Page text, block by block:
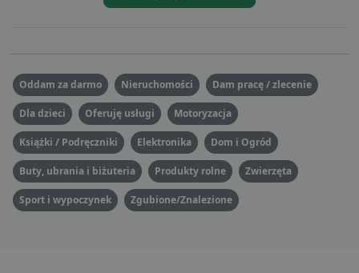
Oddam za darmo Nieruchomości Dam pracę / zlecenie
Dla dzieci Oferuję usługi Motoryzacja
Książki / Podręczniki Elektronika Dom i Ogród
Buty, ubrania i biżuteria Produkty rolne Zwierzęta
Sport i wypoczynek Zgubione/Znalezione